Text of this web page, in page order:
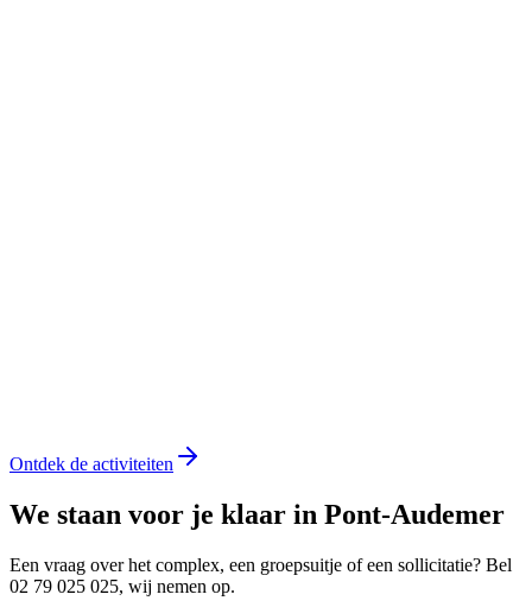
Ontdek de activiteiten
We staan voor je klaar in Pont-Audemer
Een vraag over het complex, een groepsuitje of een sollicitatie? Bel
02 79 025 025, wij nemen op.